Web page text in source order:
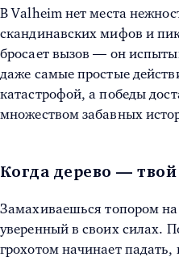
В Valheim нет места
скандинавских мифов и
бросает вызов — он
даже самые простые
катастрофой, а победы
множеством забавных
Когда дерево —
Замахиваешься топором на
уверенный в своих силах.
грохотом начинает падать,